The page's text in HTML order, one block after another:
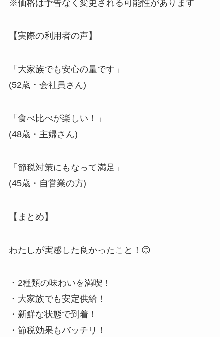
※価格は予告なく変更される可能性があります
【実際の利用者の声】
「大家族でも安心の量です」
(52歳・会社員さん)
「食べ比べが楽しい！」
(48歳・主婦さん)
「節税対策にもなって満足」
(45歳・自営業の方)
【まとめ】
わたしが実感した良かったこと！😊
・2種類の味わいを満喫！
・大家族でも安定供給！
・新鮮な状態で到着！
・節税効果もバッチリ！